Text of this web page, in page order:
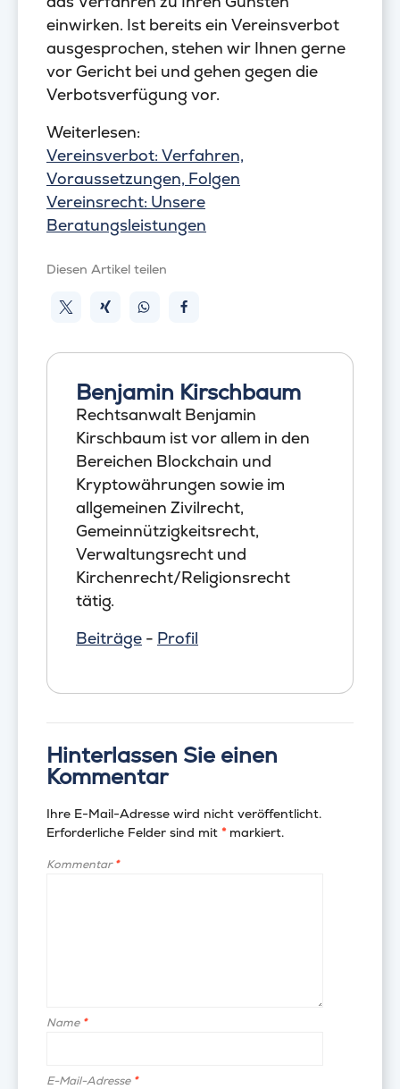
einwirken. Ist bereits ein Vereinsverbot
ausgesprochen, stehen wir Ihnen gerne
vor Gericht bei und gehen gegen die
Verbotsverfügung vor.
Weiterlesen:
Vereinsverbot: Verfahren,
Voraussetzungen, Folgen
Vereinsrecht: Unsere
Beratungsleistungen
Diesen Artikel teilen
Benjamin Kirschbaum
Rechtsanwalt Benjamin
Kirschbaum ist vor allem in den
Bereichen Blockchain und
Kryptowährungen sowie im
allgemeinen Zivilrecht,
Gemeinnützigkeitsrecht,
Verwaltungsrecht und
Kirchenrecht/Religionsrecht
tätig.
Beiträge - Profil
Hinterlassen Sie einen
Kommentar
Ihre E-Mail-Adresse wird nicht veröffentlicht.
Erforderliche Felder sind mit *markiert.
Kommentar*
Name *
E-Mail-Adresse *